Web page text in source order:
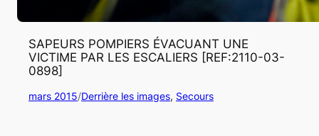
SAPEURS POMPIERS ÉVACUANT UNE
VICTIME PAR LES ESCALIERS [REF:2110-03-
0898]
mars 2015/Derrière les images, Secours